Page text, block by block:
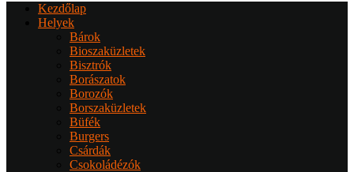
Kezdőlap
Helyek
Bárok
Bioszaküzletek
Bisztrók
Borászatok
Borozók
Borszaküzletek
Büfék
Burgers
Csárdák
Csokoládézók